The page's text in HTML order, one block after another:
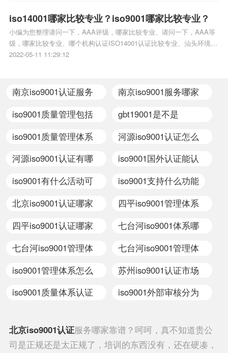
iso14001哪家比较专业？iso9001哪家比较专业？
小编为您整理请问一下，AAA评级，哪家比较专业、请问一下，AAA等
级，哪家比较专业、哪个机构认证ISO14001认证比较专业、汕头环境标
志认证哪家比较专业、上海哪个机构认证ISO14001认证比较专业相关
2022-05-11 11:29:12
南京iso9001认证服务
南京iso9001服务哪家
iso9001质量管理包括
gbt19001是不是
iso9001质量管理体系
河源iso9001认证怎么
河源iso9001认证有哪
iso9001国外认证能认
iso9001有什么活动可
iso9001支持什么功能
北京iso9001认证哪家
四平iso9001管理体系
四平iso9001认证哪家
七台河iso9001体系哪
七台河iso9001管理体
七台河iso9001管理体
iso9001管理体系怎么
苏州iso9001认证市场
iso9001质量体系认证
iso9001外部审核分为
北京iso9001认证服务哪家靠谱？呵呵，真不知道贵公
司是正规还是太正规了，培训的东西没有，还在硬凑，